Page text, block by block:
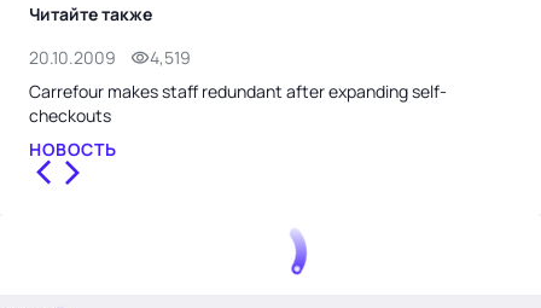
Читайте также
20.10.2009
4,519
Carrefour makes staff redundant after expanding self-
checkouts
НОВОСТЬ